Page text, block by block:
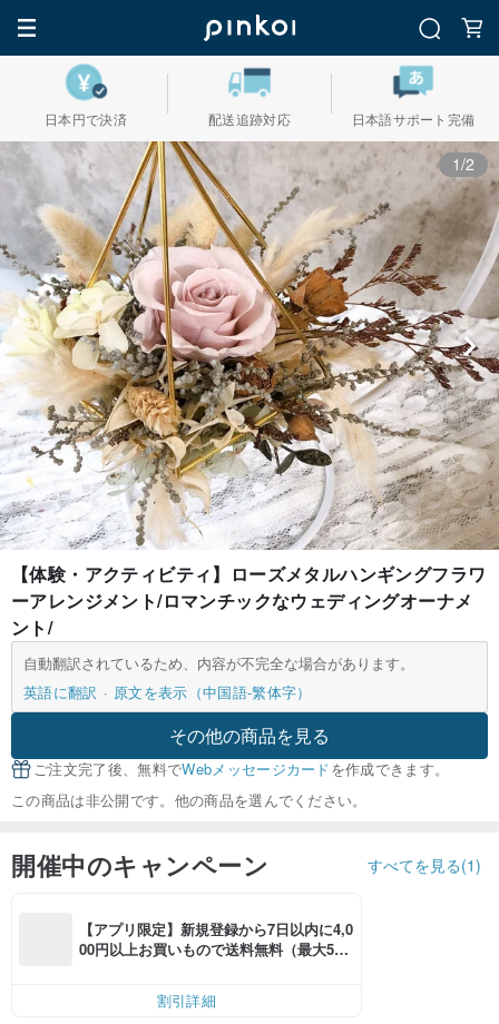
日本円で決済 配送追跡対応 日本語サポート完備
1/2
【体験・アクティビティ】ローズメタルハンギングフラワ
ーアレンジメント/ロマンチックなウェディングオーナメ
ント/
自動翻訳されているため、内容が不完全な場合があります。
英語に翻訳
原文を表示（中国語-繁体字）
その他の商品を見る
ご注文完了後、無料でWebメッセージカードを作成できます。
この商品は非公開です。他の商品を選んでください。
開催中のキャンペーン すべてを見る(1)
【アプリ限定】新規登録から7日以内に4,0
00円以上お買いもので送料無料（最大500
割引詳細